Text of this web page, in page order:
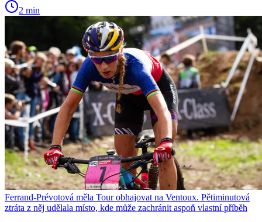
2 min
Ferrand-Prévotová měla Tour obhajovat na Ventoux. Pětiminutová
ztráta z něj udělala místo, kde může zachránit aspoň vlastní příběh